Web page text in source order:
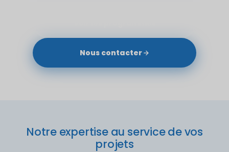
Nous contacter
Notre expertise au service de vos
projets